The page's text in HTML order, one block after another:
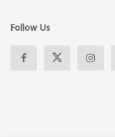
Follow Us